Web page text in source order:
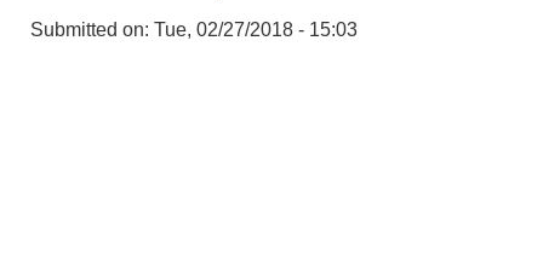
Submitted on: Tue, 02/27/2018 - 15:03